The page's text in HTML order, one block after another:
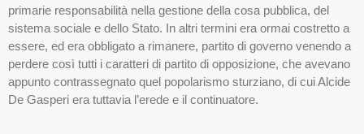
primarie responsabilità nella gestione della cosa pubblica, del
sistema sociale e dello Stato. In altri termini era ormai costretto a
essere, ed era obbligato a rimanere, partito di governo venendo a
perdere così tutti i caratteri di partito di opposizione, che avevano
appunto contrassegnato quel popolarismo sturziano, di cui Alcide
De Gasperi era tuttavia l’erede e il continuatore.